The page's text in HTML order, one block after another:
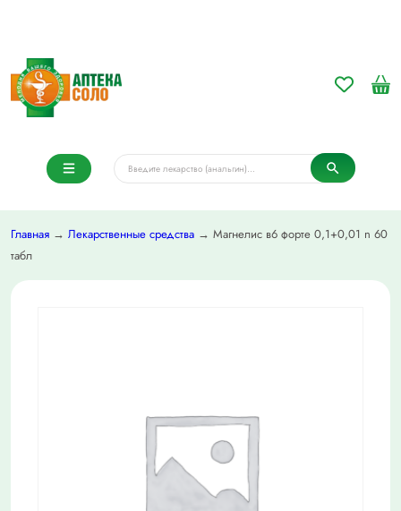
Главная → Лекарственные средства → Магнелис в6 форте 0,1+0,01 n 60
табл